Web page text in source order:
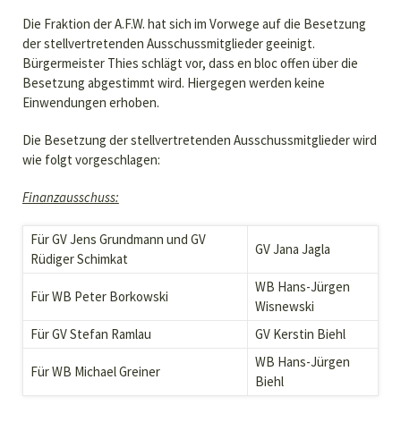
Die Fraktion der A.F.W. hat sich im Vorwege auf die Besetzung
der stellvertretenden Ausschussmitglieder geeinigt.
Bürgermeister Thies schlägt vor, dass en bloc offen über die
Besetzung abgestimmt wird. Hiergegen werden keine
Einwendungen erhoben.
Die Besetzung der stellvertretenden Ausschussmitglieder wird
wie folgt vorgeschlagen:
Finanzausschuss:
Für GV Jens Grundmann und GV
Rüdiger Schimkat
GV Jana Jagla
Für WB Peter Borkowski
WB Hans-Jürgen
Wisnewski
Für GV Stefan Ramlau
GV Kerstin Biehl
Für WB Michael Greiner
WB Hans-Jürgen
Biehl